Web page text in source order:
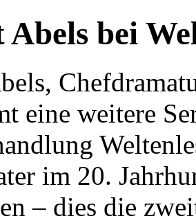
bei
eine weitere
im 20.
– dies die